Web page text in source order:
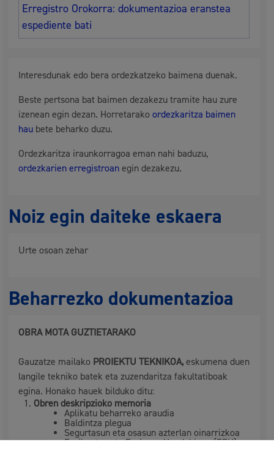
Erregistro Orokorra: dokumentazioa eranstea
espediente bati
Interesdunak edo bera ordezkatzeko baimena duenak.
Beste pertsona bat baimen dezakezu tramite hau zure
izenean egin dezan. Horretarakoordezkaritza baimen
hau bete beharko duzu.
Ordezkaritza iraunkorragoa eman nahi baduzu,
ordezkarien erregistroan egin dezakezu.
Noiz egin daiteke eskaera
Urte osoan zehar
Beharrezko dokumentazioa
OBRA MOTA GUZTIETARAKO
Gauzatze mailako PROIEKTU TEKNIKOA,eskumena duen
langile tekniko batek eta zuzendaritza fakultatiboak
egina. Honako hauek bilduko ditu:
Obren deskripzioko memoria
Aplikatu beharreko araudia
Baldintza plegua
Segurtasun eta osasun azterlan oinarrizkoa
Eraikuntza eta Eraispen Hondakinen (EEH)